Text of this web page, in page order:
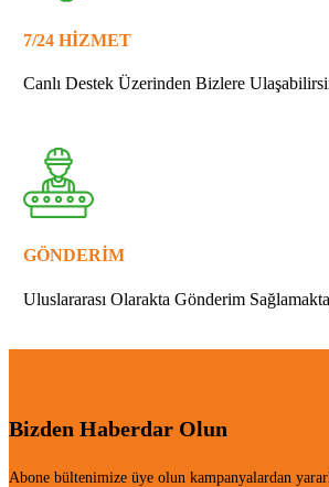
7/24 HİZMET
Canlı Destek Üzerinden Bizlere
GÖNDERİM
Uluslararası Olarakta Gönderim
Bizden Haberdar Olun
Abone bültenimize üye olun kampanyalardan